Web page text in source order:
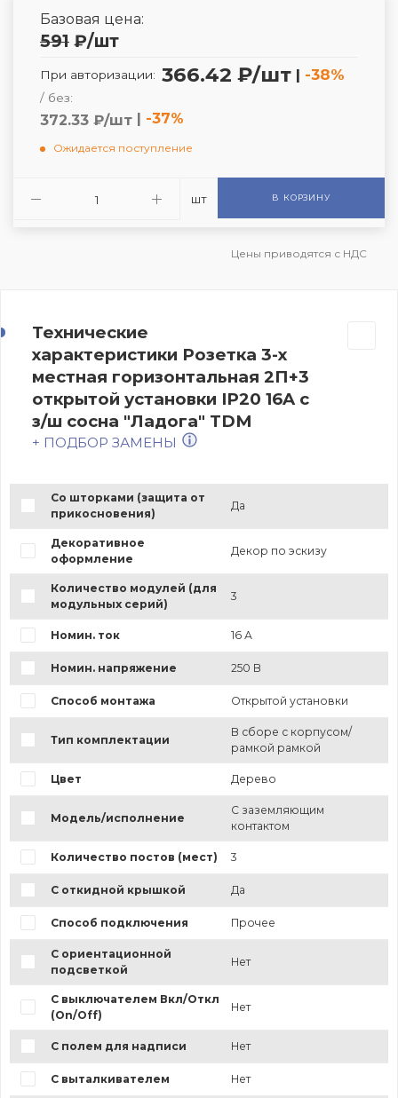
Базовая цена:
591 ₽/шт
При авторизации: 366.42 ₽/шт | -38%
/ без:
372.33 ₽/шт | -37%
Ожидается поступление
шт В КОРЗИНУ
Цены приводятся с НДС
Технические
характеристики Розетка 3-х
местная горизонтальная 2П+3
открытой установки IP20 16A с
з/ш сосна "Ладога" TDM
+ ПОДБОР ЗАМЕНЫ
Со шторками (защита от
прикосновения)
Да
Декоративное
оформление
Декор по эскизу
Количество модулей (для
модульных серий)
3
Номин. ток 16 А
Номин. напряжение 250 В
Способ монтажа Открытой установки
Тип комплектации
В сборе с корпусом/
рамкой рамкой
Цвет Дерево
Модель/исполнение
С заземляющим
контактом
Количество постов (мест) 3
С откидной крышкой Да
Способ подключения Прочее
С ориентационной
подсветкой
Нет
С выключателем Вкл/Откл
(On/Off)
Нет
С полем для надписи Нет
С выталкивателем Нет